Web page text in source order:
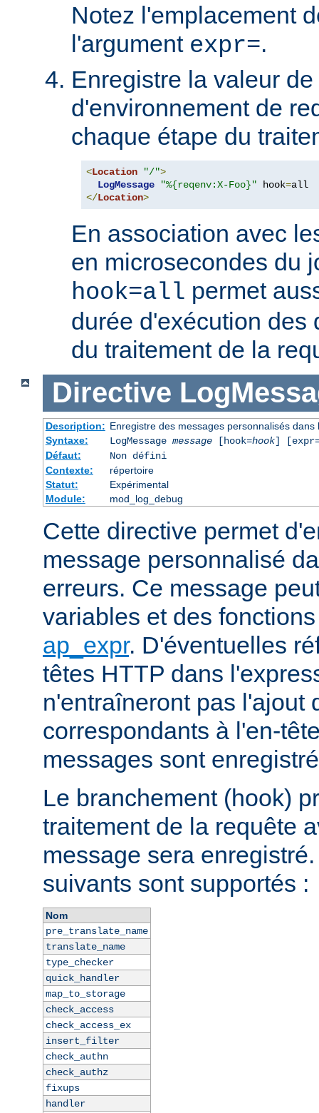
Notez l'emplacement
l'argument expr=.
Enregistre la valeur
d'environnement de
chaque étape du
<Location "/">
LogMessage
"%{reqenv:X-Foo}" hook=
</Location>
En association avec
en microsecondes du
hook=all permet
durée d'exécution des
du traitement de la
Directive
Description: Enregistre des messages personnalisés
Syntaxe:
LogMessage message[hook=hook]
Défaut:
Non défini
Contexte:
répertoire
Statut:
Expérimental
Module:
mod_log_debug
Cette directive permet
message personnalisé
erreurs. Ce message
variables et des
ap_expr. D'éventuelles
têtes HTTP dans
n'entraîneront pas l'ajout
correspondants à l'en-
messages sont
Le branchement (hook)
traitement de la requête
message sera
suivants sont supportés :
Nom
pre_translate_name
translate_name
type_checker
quick_handler
map_to_storage
check_access
check_access_ex
insert_filter
check_authn
check_authz
fixups
handler